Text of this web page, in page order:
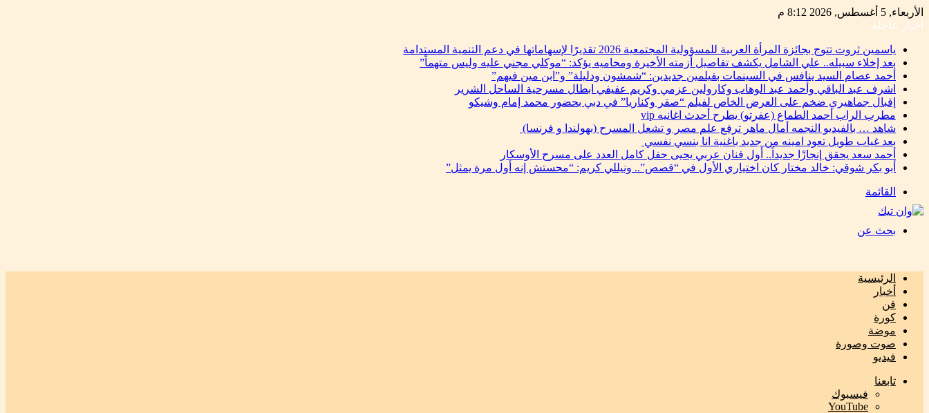
الأربعاء, 5 أغسطس, 2026 8:12 م
أخبار عاجلة
ياسمين ثروت تتوج بجائزة المرأة العربية للمسؤولية المجتمعية 2026 تقديرًا لإسهاماتها في دعم التنمية المستدامة
بعد إخلاء سبيله.. علي الشامل يكشف تفاصيل أزمته الأخيرة ومحاميه يؤكد: “موكلي مجني عليه وليس متهماً”
أحمد عصام السيد ينافس في السينمات بفيلمين جديدين: “شمشون ودليلة” و”ابن مين فيهم”
اشرف عبد الباقي وأحمد عبد الوهاب وكارولين عزمي وكريم عفيفي ابطال مسرحية الساحل الشرير
إقبال جماهيري ضخم على العرض الخاص لفيلم “صقر وكناريا” في دبي بحضور محمد إمام وشيكو
مطرب الراب أحمد الطماع (عفرتو) يطرح أحدث اغانيه vip
شاهد … بالفيديو النجمه أمال ماهر ترفع علم مصر و تشعل المسرح (بهولندا و فرنسا)
بعد غياب طويل تعود امينه من جديد باغنية انا بنسي نفسي
أحمد سعد يحقق إنجازًا جديداً.. أول فنان عربي يحيى حفل كامل العدد على مسرح الأوسكار
أبو بكر شوقي: خالد مختار كان اختياري الأول في “قصص”.. ونيللي كريم: “محستش إنه أول مرة يمثل”
القائمة
بحث عن
الرئيسية
أخبار
فن
كورة
موضة
صوت وصورة
فيديو
تابعنا
فيسبوك
‫YouTube